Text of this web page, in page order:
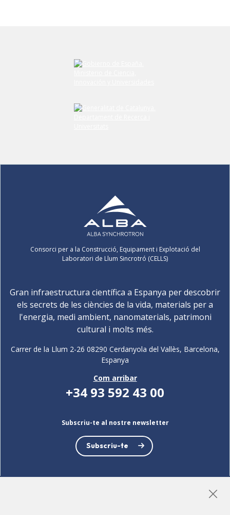
Consorci per a la Construcció, Equipament i Explotació del
Laboratori de Llum Sincrotró (CELLS)
Gran infraestructura científica a Espanya per descobrir
els secrets de les ciències de la vida, materials per a
l'energia, medi ambient, nanomaterials, patrimoni
cultural i molts més.
Carrer de la Llum 2-26 08290 Cerdanyola del Vallès, Barcelona,
Espanya
Com arribar
+34 93 592 43 00
Subscriu-te al nostre newsletter
Subscriu-te